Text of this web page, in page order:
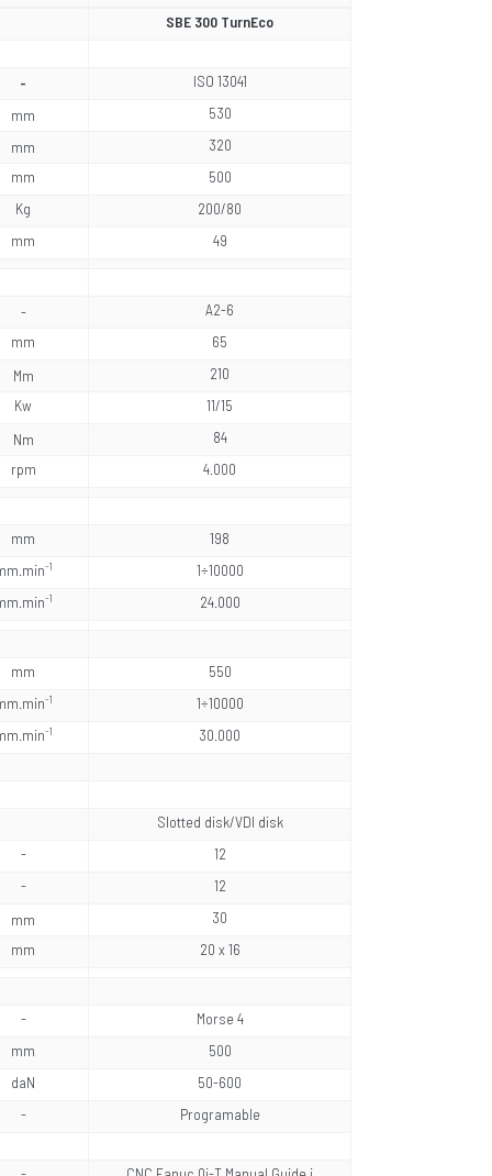
SBE 300 TurnEco
-
ISO 13041
mm
530
mm
320
mm
500
Kg
200/80
mm 49
-
A2-6
mm
65
Mm
210
Kw
11/15
Nm
84
rpm 4.000
mm
198
-1
1÷10000
-1 24.000
mm
550
-1
1÷10000
-1 30.000
Slotted disk/VDI disk
-
12
-
12
mm
30
mm 20 x 16
-
Morse 4
mm
500
daN
50-600
- Programable